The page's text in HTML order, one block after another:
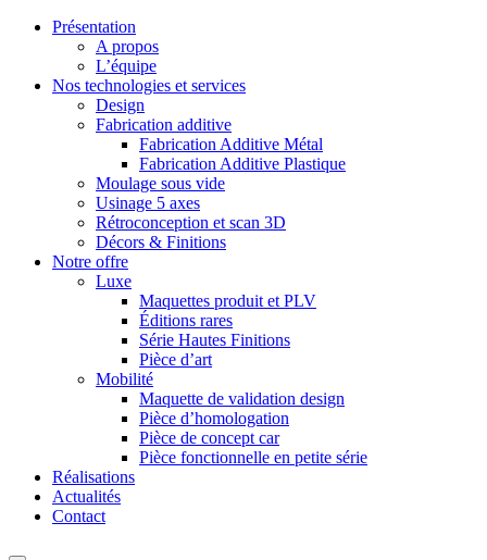
Présentation
A propos
L’équipe
Nos technologies et services
Design
Fabrication additive
Fabrication Additive Métal
Fabrication Additive Plastique
Moulage sous vide
Usinage 5 axes
Rétroconception et scan 3D
Décors & Finitions
Notre offre
Luxe
Maquettes produit et PLV
Éditions rares
Série Hautes Finitions
Pièce d’art
Mobilité
Maquette de validation design
Pièce d’homologation
Pièce de concept car
Pièce fonctionnelle en petite série
Réalisations
Actualités
Contact